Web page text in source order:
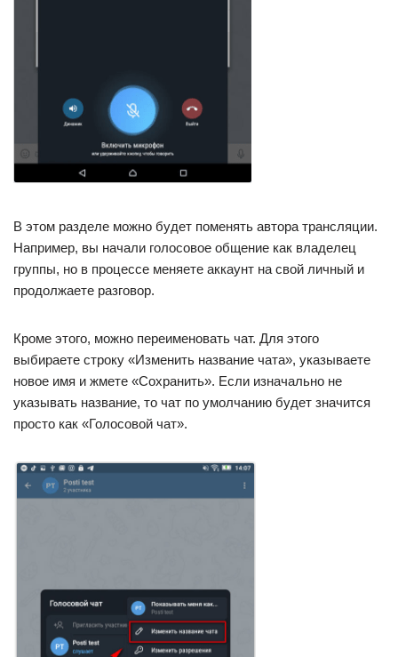
В этом разделе можно будет поменять автора трансляции.
Например, вы начали голосовое общение как владелец
группы, но в процессе меняете аккаунт на свой личный и
продолжаете разговор.
Кроме этого, можно переименовать чат. Для этого
выбираете строку «Изменить название чата», указываете
новое имя и жмете «Сохранить». Если изначально не
указывать название, то чат по умолчанию будет значится
просто как «Голосовой чат».